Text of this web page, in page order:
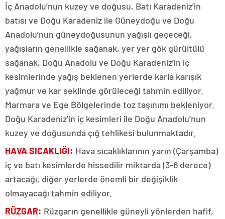
İç Anadolu’nun kuzey ve doğusu, Batı Karadeniz’in
batısı ve Doğu Karadeniz ile Güneydoğu ve Doğu
Anadolu’nun güneydoğusunun yağışlı geçeceği,
yağışların genellikle sağanak, yer yer gök gürültülü
sağanak, Doğu Anadolu ve Doğu Karadeniz’in iç
kesimlerinde yağış beklenen yerlerde karla karışık
yağmur ve kar şeklinde görüleceği tahmin ediliyor.
Marmara ve Ege Bölgelerinde toz taşınımı bekleniyor.
Doğu Karadeniz’in iç kesimleri ile Doğu Anadolu’nun
kuzey ve doğusunda çığ tehlikesi bulunmaktadır.
HAVA SICAKLIĞI: Hava sıcaklıklarının yarın (Çarşamba)
iç ve batı kesimlerde hissedilir miktarda (3-6 derece)
artacağı, diğer yerlerde önemli bir değişiklik
olmayacağı tahmin ediliyor.
RÜZGAR: Rüzgarın genellikle güneyli yönlerden hafif,